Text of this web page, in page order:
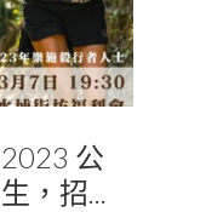
公
，招...